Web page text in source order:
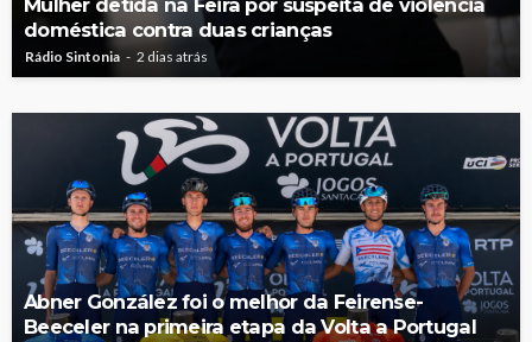
doméstica contra duas crianças
Rádio Sintonia 2 dias atrás
Abner González foi o melhor da Feirense-
Beeceler na primeira etapa da Volta a Portugal